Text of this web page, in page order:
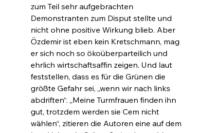
zum Teil sehr aufgebrachten
Demonstranten zum Disput stellte und
nicht ohne positive Wirkung blieb. Aber
Özdemir ist eben kein Kretschmann, mag
er sich noch so ökoüberparteilich und
ehrlich wirtschaftsaffin zeigen. Und laut
feststellen, dass es für die Grünen die
größte Gefahr sei, „wenn wir nach links
abdriften“. „Meine Turmfrauen finden ihn
gut, trotzdem werden sie Cem nicht
wählen“, zitieren die Autoren eine auf dem